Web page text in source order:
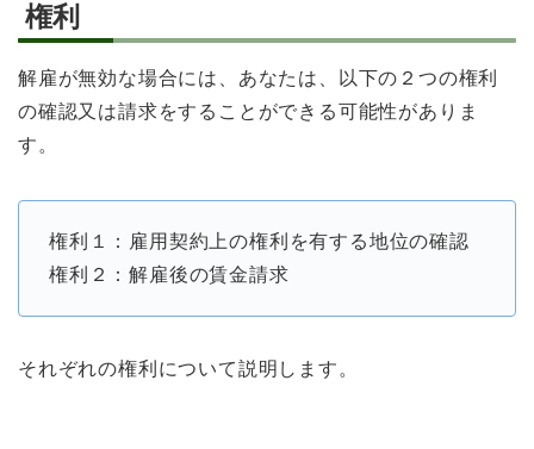
権利
解雇が無効な場合には、あなたは、以下の２つの権利
の確認又は請求をすることができる可能性がありま
す。
権利１：雇用契約上の権利を有する地位の確認
権利２：解雇後の賃金請求
それぞれの権利について説明します。